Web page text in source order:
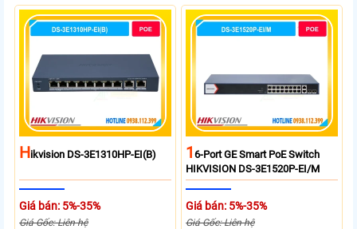
HIkvision DS-3E1310HP-EI(B)
Giá bán: 5%-35%
Giá Gốc: Liên hệ
16-Port GE Smart PoE Switch
HIKVISION DS-3E1520P-EI/M
Giá bán: 5%-35%
Giá Gốc: Liên hệ